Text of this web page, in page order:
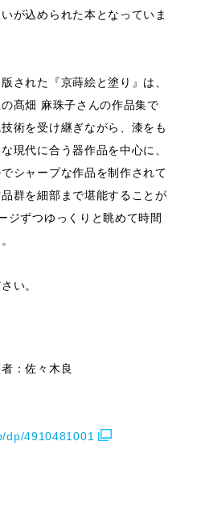
が込められた本となっていま
された『京蒔絵と塗り』は、
髙畑 麻珠子さんの作品集で
術を受け継ぎながら、漆をも
現代に合う器作品を中心に、
シャープな作品を制作されて
群を細部まで堪能することが
ジずつゆっくりと眺めて時間
い。
：佐々木良
dp/4910481001